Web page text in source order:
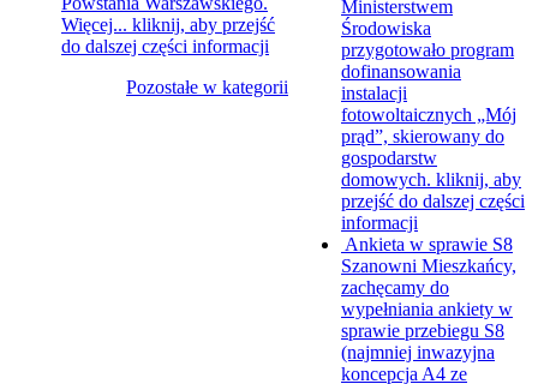
Więcej... kliknij, aby przejść
do dalszej części informacji
Pozostałe w kategorii
Ministerstwem
Środowiska
przygotowało program
dofinansowania
instalacji
fotowoltaicznych „Mój
prąd”, skierowany do
gospodarstw
domowych. kliknij, aby
przejść do dalszej części
informacji
Ankieta w sprawie S8
Szanowni Mieszkańcy,
zachęcamy do
wypełniania ankiety w
sprawie przebiegu S8
(najmniej inwazyjna
koncepcja A4 ze